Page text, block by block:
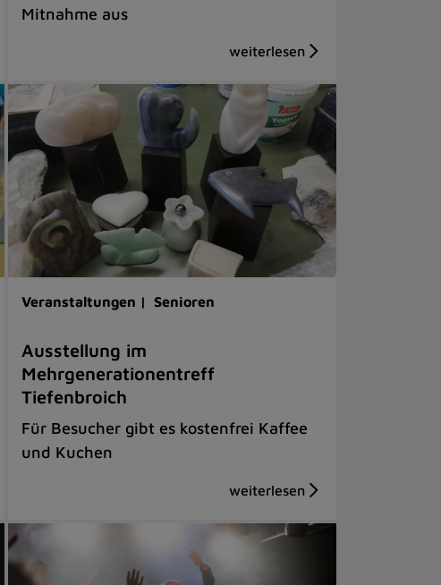
Mitnahme aus
Veranstaltungen | Senioren
Ausstellung im
Mehrgenerationentreff
Tiefenbroich
Für Besucher gibt es kostenfrei Kaffee
und Kuchen